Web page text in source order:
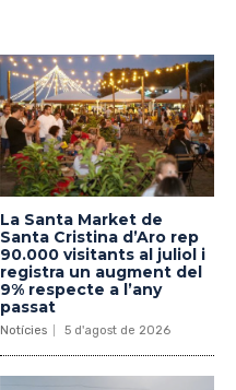
La Santa Market de
Santa Cristina d’Aro rep
90.000 visitants al juliol i
registra un augment del
9% respecte a l’any
passat
Notícies 5 d'agost de 2026